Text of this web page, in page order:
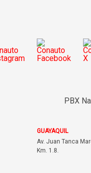
PBX
GUAYAQUIL
Av. Juan Tanca
Km. 1.8.